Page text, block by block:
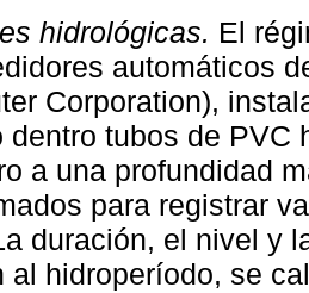
hidrológicas. El
automáticos
Corporation),
dentro tubos de PVC
a una profundidad
para registrar
duración, el nivel y
al hidroperíodo, se